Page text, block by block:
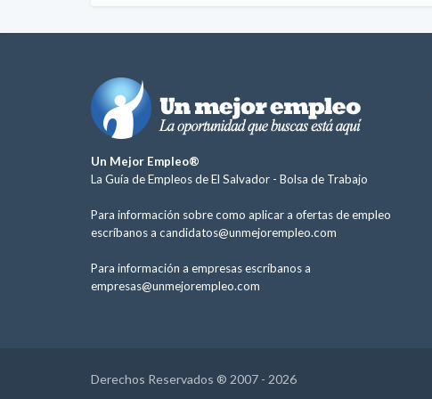
Un Mejor Empleo®
La Guía de Empleos de El Salvador - Bolsa de Trabajo
Para información sobre como aplicar a ofertas de empleo
escríbanos a candidatos@unmejorempleo.com
Para información a empresas escríbanos a
empresas@unmejorempleo.com
Derechos Reservados ® 2007 - 2026